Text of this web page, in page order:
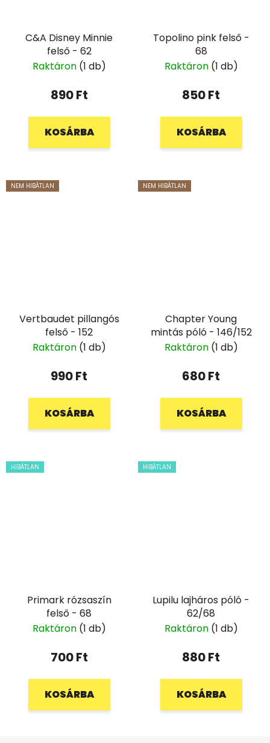
C&A Disney Minnie
felső - 62
Raktáron (1 db)
890 Ft
KOSÁRBA
Topolino pink felső -
68
Raktáron (1 db)
850 Ft
KOSÁRBA
NEM HIBÁTLAN
Vertbaudet pillangós
felső - 152
Raktáron (1 db)
990 Ft
KOSÁRBA
NEM HIBÁTLAN
Chapter Young
mintás póló - 146/152
Raktáron (1 db)
680 Ft
KOSÁRBA
HIBÁTLAN
Primark rózsaszín
felső - 68
Raktáron (1 db)
700 Ft
KOSÁRBA
HIBÁTLAN
Lupilu lajháros póló -
62/68
Raktáron (1 db)
880 Ft
KOSÁRBA